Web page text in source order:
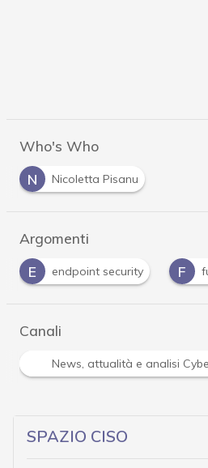
Who's Who
N
Nicoletta Pisanu
Argomenti
F
furto identità Gdpr
Canali
e analisi Cyber sicurezza e privacy
SPAZIO CISO